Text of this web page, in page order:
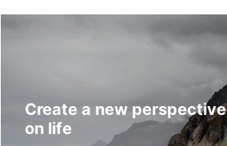
Create a new perspective
on life